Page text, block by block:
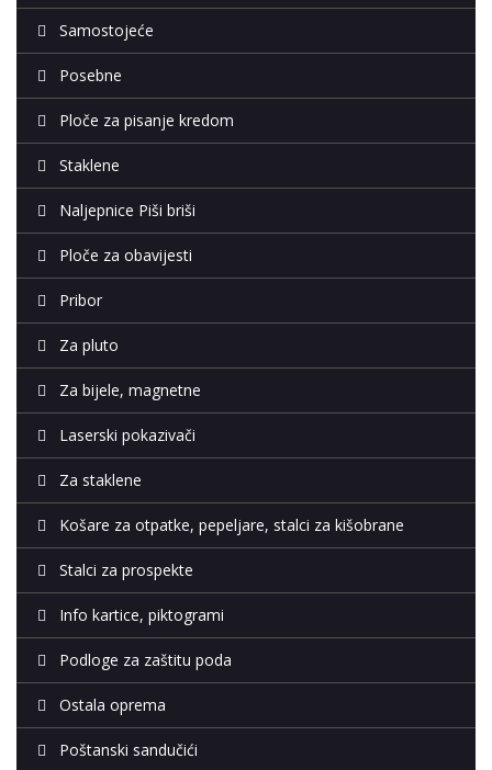
Samostojeće
Posebne
Ploče za pisanje kredom
Staklene
Naljepnice Piši briši
Ploče za obavijesti
Pribor
Za pluto
Za bijele, magnetne
Laserski pokazivači
Za staklene
Košare za otpatke, pepeljare, stalci za kišobrane
Stalci za prospekte
Info kartice, piktogrami
Podloge za zaštitu poda
Ostala oprema
Poštanski sandučići